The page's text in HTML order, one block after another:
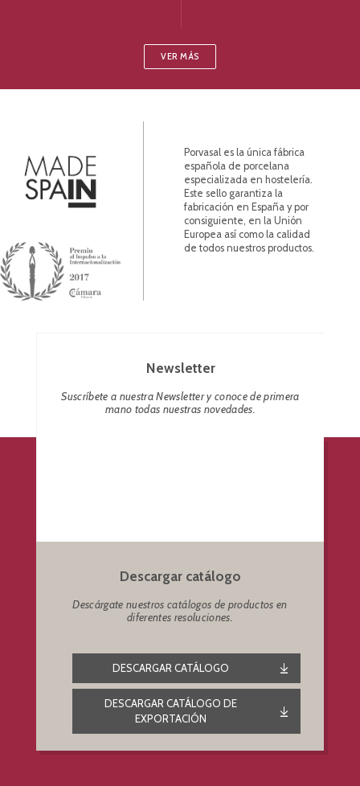
VER MÁS
Porvasal es la única fábrica
española de porcelana
especializada en hostelería.
Este sello garantiza la
fabricación en España y por
consiguiente, en la Unión
Europea así como la calidad
de todos nuestros productos.
Newsletter
Suscríbete a nuestra Newsletter y conoce de primera
mano todas nuestras novedades.
Descargar catálogo
Descárgate nuestros catálogos de productos en
diferentes resoluciones.
DESCARGAR CATÁLOGO
DESCARGAR CATÁLOGO DE
EXPORTACIÓN